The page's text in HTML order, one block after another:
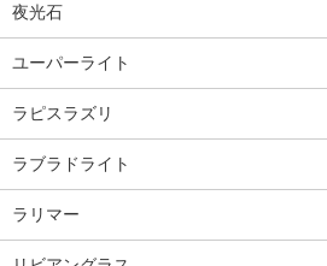
夜光石
ユーパーライト
ラピスラズリ
ラブラドライト
ラリマー